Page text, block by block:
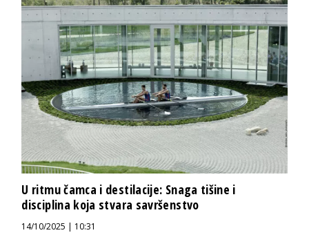
U ritmu čamca i destilacije: Snaga tišine i
disciplina koja stvara savršenstvo
14/10/2025 | 10:31